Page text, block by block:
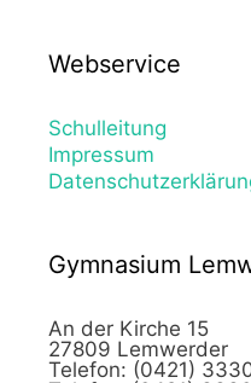
Webservice
Schulleitung
Impressum
Gymnasium
An der Kirche 15
27809 Lemwerder
Telefon: (0421)